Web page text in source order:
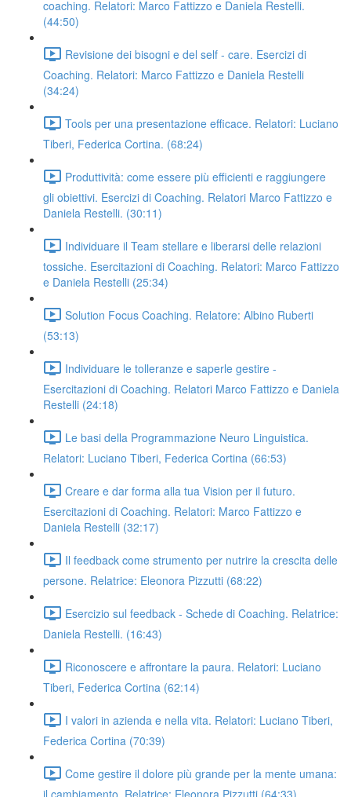
coaching. Relatori: Marco Fattizzo e Daniela Restelli.
(44:50)
Revisione dei bisogni e del self - care. Esercizi di
Coaching. Relatori: Marco Fattizzo e Daniela Restelli
(34:24)
Tools per una presentazione efficace. Relatori: Luciano
Tiberi, Federica Cortina. (68:24)
Produttività: come essere più efficienti e raggiungere
gli obiettivi. Esercizi di Coaching. Relatori Marco Fattizzo e
Daniela Restelli. (30:11)
Individuare il Team stellare e liberarsi delle relazioni
tossiche. Esercitazioni di Coaching. Relatori: Marco Fattizzo
e Daniela Restelli (25:34)
Solution Focus Coaching. Relatore: Albino Ruberti
(53:13)
Individuare le tolleranze e saperle gestire -
Esercitazioni di Coaching. Relatori Marco Fattizzo e Daniela
Restelli (24:18)
Le basi della Programmazione Neuro Linguistica.
Relatori: Luciano Tiberi, Federica Cortina (66:53)
Creare e dar forma alla tua Vision per il futuro.
Esercitazioni di Coaching. Relatori: Marco Fattizzo e
Daniela Restelli (32:17)
Il feedback come strumento per nutrire la crescita delle
persone. Relatrice: Eleonora Pizzutti (68:22)
Esercizio sul feedback - Schede di Coaching. Relatrice:
Daniela Restelli. (16:43)
Riconoscere e affrontare la paura. Relatori: Luciano
Tiberi, Federica Cortina (62:14)
I valori in azienda e nella vita. Relatori: Luciano Tiberi,
Federica Cortina (70:39)
Come gestire il dolore più grande per la mente umana:
il cambiamento. Relatrice: Eleonora Pizzutti (64:33)